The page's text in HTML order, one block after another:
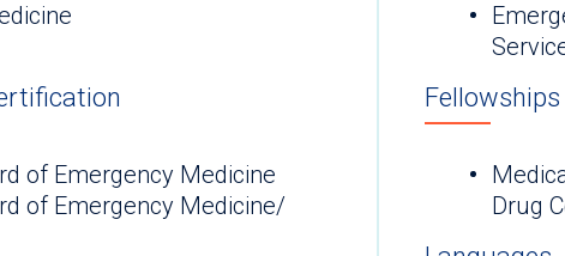
of Emergency Medicine
of Emergency Medicine/
Fellowships
Drug